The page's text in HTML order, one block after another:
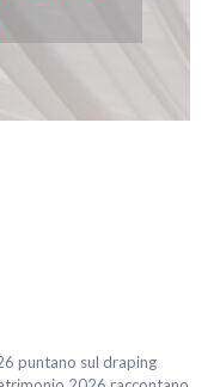
puntano sul draping